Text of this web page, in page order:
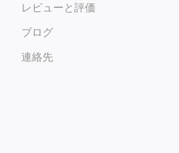
レビューと評価
ブログ
連絡先